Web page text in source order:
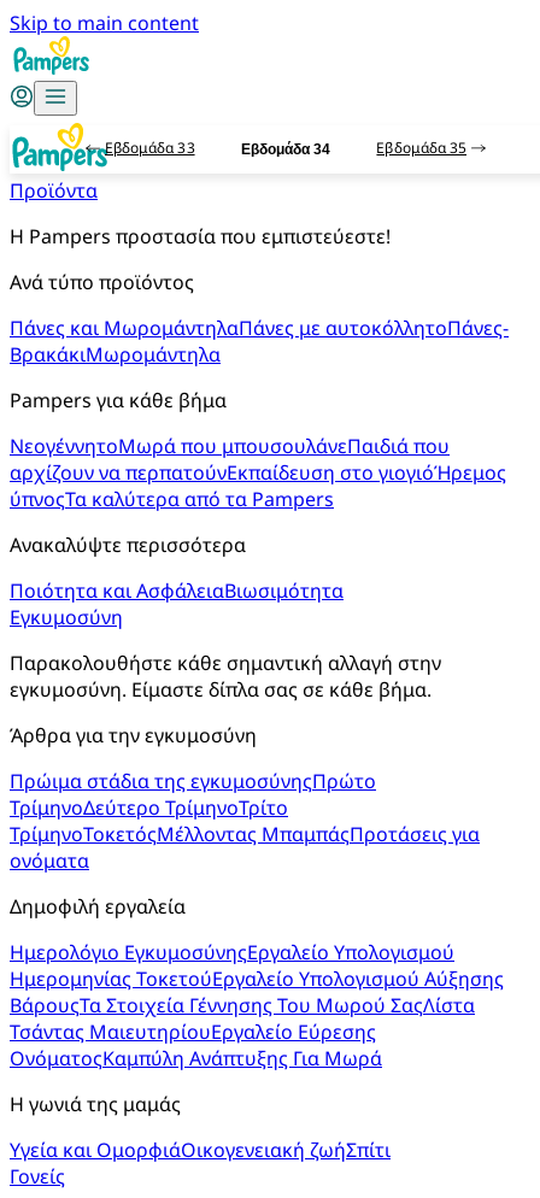
Skip to main content
Προϊόντα
Η Pampers προστασία που εμπιστεύεστε!
Ανά τύπο προϊόντος
Πάνες και ΜωρομάντηλαΠάνες με αυτοκόλλητοΠάνες-
ΒρακάκιΜωρομάντηλα
Pampers για κάθε βήμα
ΝεογέννητοΜωρά που μπουσουλάνεΠαιδιά που
αρχίζουν να περπατούνΕκπαίδευση στο γιογιόΉρεμος
ύπνοςΤα καλύτερα από τα Pampers
Ανακαλύψτε περισσότερα
Ποιότητα και ΑσφάλειαΒιωσιμότητα
Εγκυμοσύνη
Παρακολουθήστε κάθε σημαντική αλλαγή στην
εγκυμοσύνη. Είμαστε δίπλα σας σε κάθε βήμα.
Άρθρα για την εγκυμοσύνη
Πρώιμα στάδια της εγκυμοσύνηςΠρώτο
ΤρίμηνοΔεύτερο ΤρίμηνοΤρίτο
ΤρίμηνοΤοκετόςΜέλλοντας ΜπαμπάςΠροτάσεις για
ονόματα
Δημοφιλή εργαλεία
Ημερολόγιο ΕγκυμοσύνηςΕργαλείο Υπολογισμού
Ημερομηνίας ΤοκετούΕργαλείο Υπολογισμού Αύξησης
ΒάρουςΤα Στοιχεία Γέννησης Του Μωρού ΣαςΛίστα
Τσάντας ΜαιευτηρίουΕργαλείο Εύρεσης
ΟνόματοςΚαμπύλη Ανάπτυξης Για Μωρά
Η γωνιά της μαμάς
Υγεία και ΟμορφιάΟικογενειακή ζωήΣπίτι
Γονείς
Εβδομάδα 33 Εβδομάδα 34 Εβδομάδα 35